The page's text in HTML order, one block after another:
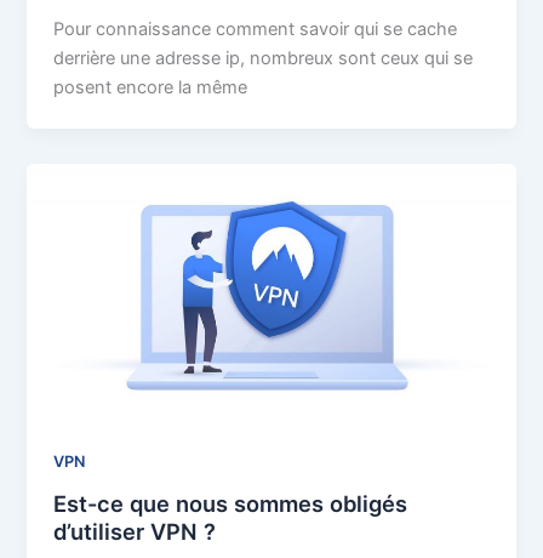
Pour connaissance comment savoir qui se cache
derrière une adresse ip, nombreux sont ceux qui se
posent encore la même
VPN
Est-ce que nous sommes obligés
d’utiliser VPN ?